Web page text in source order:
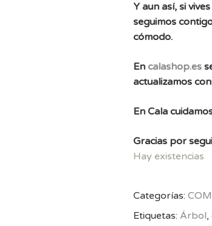
Y aun así, si
seguimos
cómodo.
En calashop.es
actualizamos
En Cala
Gracias por
Hay existencias
Categorías:
Etiquetas: Árbol,